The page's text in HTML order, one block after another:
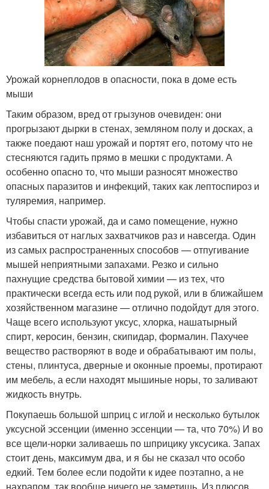
Урожай корнеплодов в опасности, пока в доме есть
мыши
Таким образом, вред от грызунов очевиден: они
прогрызают дырки в стенах, земляном полу и досках, а
также поедают наш урожай и портят его, потому что не
стесняются гадить прямо в мешки с продуктами. А
особенно опасно то, что мыши разносят множество
опасных паразитов и инфекций, таких как лептоспироз и
туляремия, например.
Чтобы спасти урожай, да и само помещение, нужно
избавиться от наглых захватчиков раз и навсегда. Один
из самых распространенных способов — отпугивание
мышей неприятными запахами. Резко и сильно
пахнущие средства бытовой химии — из тех, что
практически всегда есть или под рукой, или в ближайшем
хозяйственном магазине — отлично подойдут для этого.
Чаще всего используют уксус, хлорка, нашатырный
спирт, керосин, бензин, скипидар, формалин. Пахучее
вещество растворяют в воде и обрабатывают им полы,
стены, плинтуса, дверные и оконные проемы, протирают
им мебель, а если находят мышиные норы, то заливают
жидкость внутрь.
Покупаешь большой шприц с иглой и несколько бутылок
уксусной эссенции (именно эссенции — та, что 70%) И во
все щели-норки заливаешь по шприцику уксусика. Запах
стоит день, максимум два, и я бы не сказал что особо
едкий. Тем более если подойти к идее поэтапно, а не